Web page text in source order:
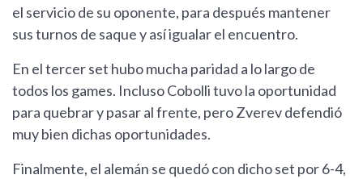
el servicio de su oponente, para después mantener
sus turnos de saque y así igualar el encuentro.
En el tercer set hubo mucha paridad a lo largo de
todos los games. Incluso Cobolli tuvo la oportunidad
para quebrar y pasar al frente, pero Zverev defendió
muy bien dichas oportunidades.
Finalmente, el alemán se quedó con dicho set por 6-4,